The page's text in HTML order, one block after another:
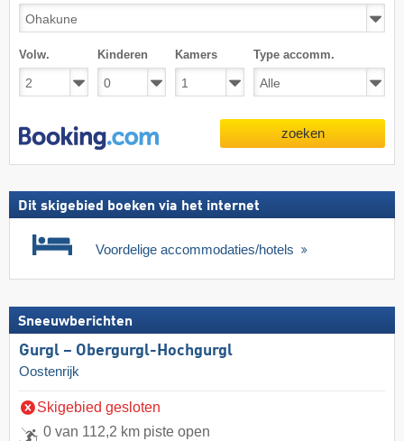
Volw. Kinderen Kamers Type accomm.
zoeken
Dit skigebied boeken via het internet
Voordelige accommodaties/hotels
Sneeuwberichten
Gurgl – Obergurgl-Hochgurgl
Oostenrijk
Skigebied gesloten
0 van 112,2 km piste open